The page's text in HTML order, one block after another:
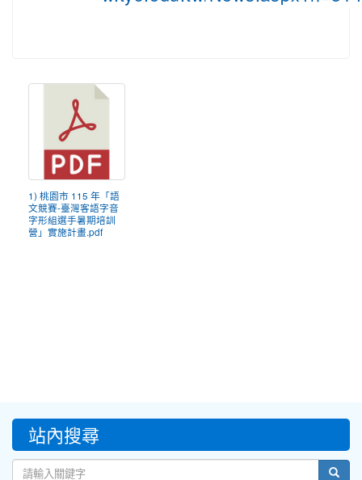
1) 桃園市 115 年「語
文競賽-臺灣客語字音
字形組選手暑期培訓
營」實施計畫.pdf
::: 站內搜尋